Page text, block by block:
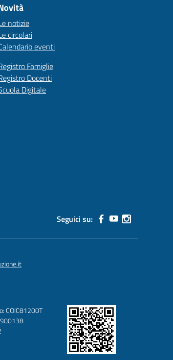
notizie
circolari
eventi
Famiglie
Docenti
Digitale
Seguici su:
COIC81200T